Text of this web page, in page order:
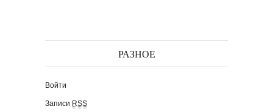
РАЗНОЕ
Войти
Записи RSS